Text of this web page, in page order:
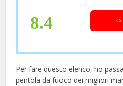
8.4
Per fare questo elenco, ho
pentola da fuoco dei migliori